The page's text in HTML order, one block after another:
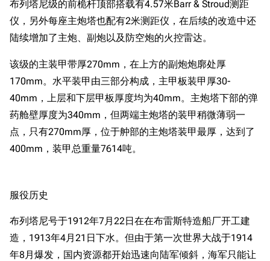
布列塔尼级的前桅杆顶部搭载有4.57米Barr & Stroud测距
仪，另外每座主炮塔也配有2米测距仪，在后续的改造中还
陆续增加了主炮、副炮以及防空炮的火控雷达。
该级的主装甲带厚270mm，在上方的副炮炮廓处厚
170mm。水平装甲由三部分构成，主甲板装甲厚30-
40mm，上层和下层甲板厚度均为40mm。主炮塔下部的弹
药舱壁厚度为340mm，但两端主炮塔的装甲稍微薄弱一
点，只有270mm厚，位于舯部的主炮塔装甲最厚，达到了
400mm，装甲总重量7614吨。
服役历史
布列塔尼号于1912年7月22日在在布雷斯特造船厂开工建
造，1913年4月21日下水。但由于第一次世界大战于1914
年8月爆发，国内资源都开始迅速向陆军倾斜，海军只能让